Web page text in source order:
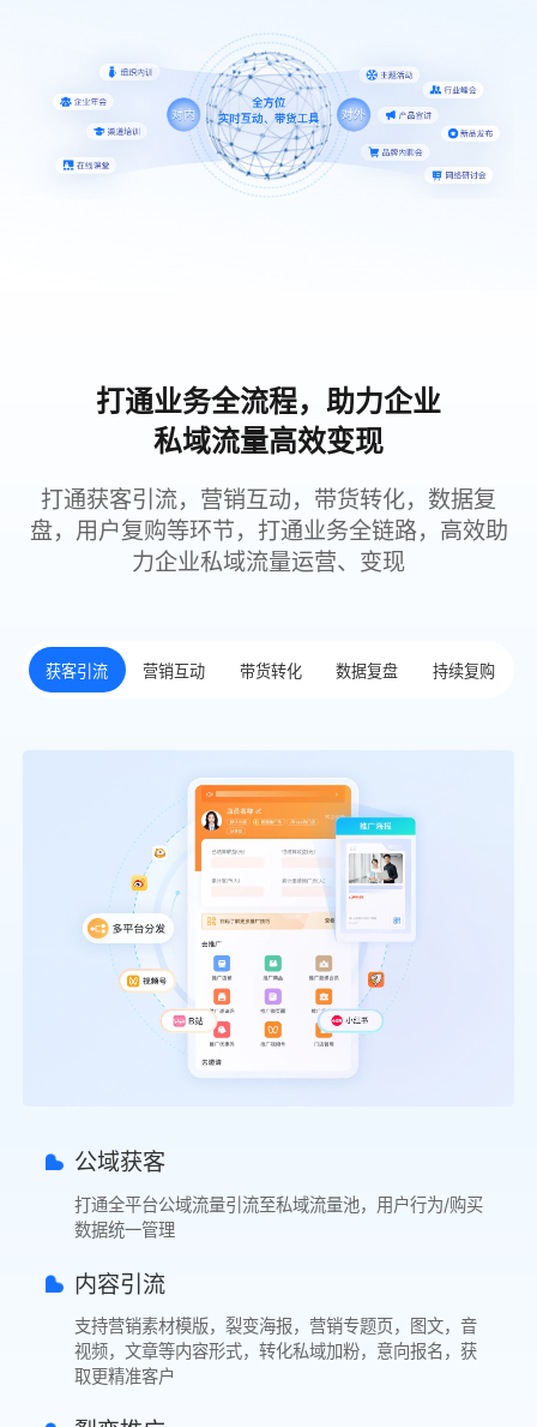
打通业务全流程，助力企业
私域流量高效变现
打通获客引流，营销互动，带货转化，数据复
盘，用户复购等环节，打通业务全链路，高效助
力企业私域流量运营、变现
获客引流 营销互动 带货转化 数据复盘 持续复购
公域获客
打通全平台公域流量引流至私域流量池，用户行为/购买
数据统一管理
内容引流
支持营销素材模版，裂变海报，营销专题页，图文，音
视频，文章等内容形式，转化私域加粉，意向报名，获
取更精准客户